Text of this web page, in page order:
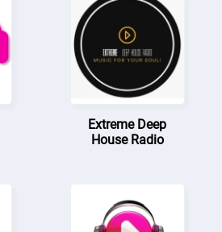
Extreme Deep
House Radio